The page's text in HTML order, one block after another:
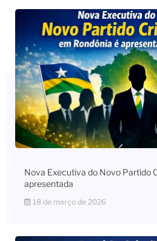
Nova Executiva do Novo Partido
apresentada
18 de março de 2026